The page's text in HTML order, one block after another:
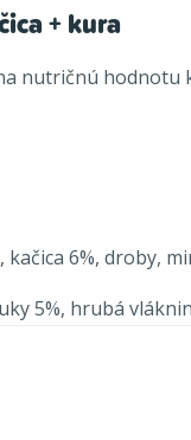
+ kura
nutričnú hodnotu
kačica 6%, droby,
5%, hrubá